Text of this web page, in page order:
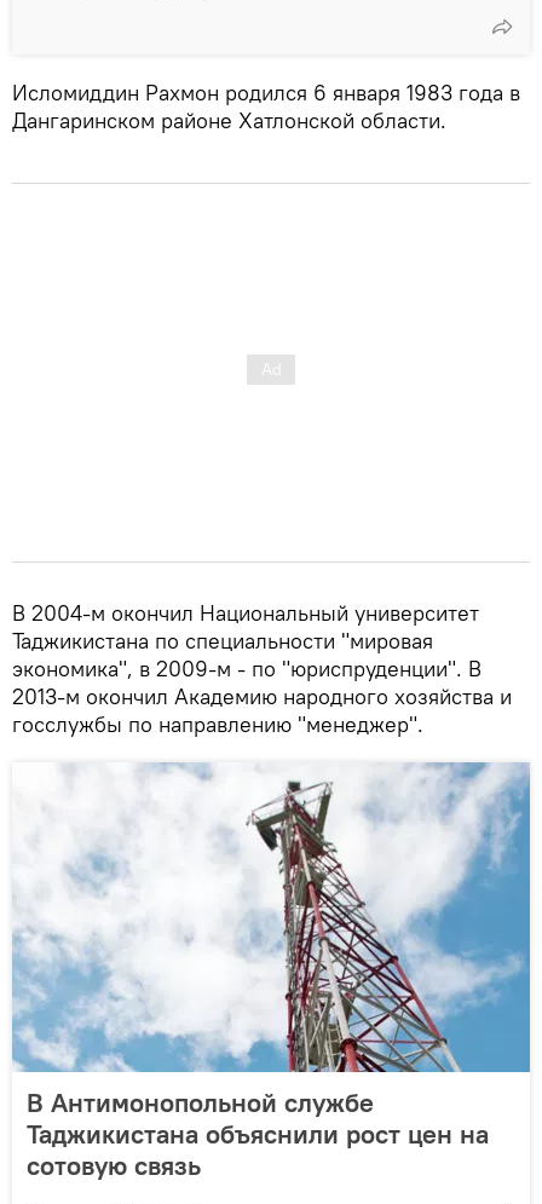
Исломиддин Рахмон родился 6 января 1983 года в
Дангаринском районе Хатлонской области.
В 2004-м окончил Национальный университет
Таджикистана по специальности "мировая
экономика", в 2009-м - по "юриспруденции". В
2013-м окончил Академию народного хозяйства и
госслужбы по направлению "менеджер".
В Антимонопольной службе
Таджикистана объяснили рост цен на
сотовую связь